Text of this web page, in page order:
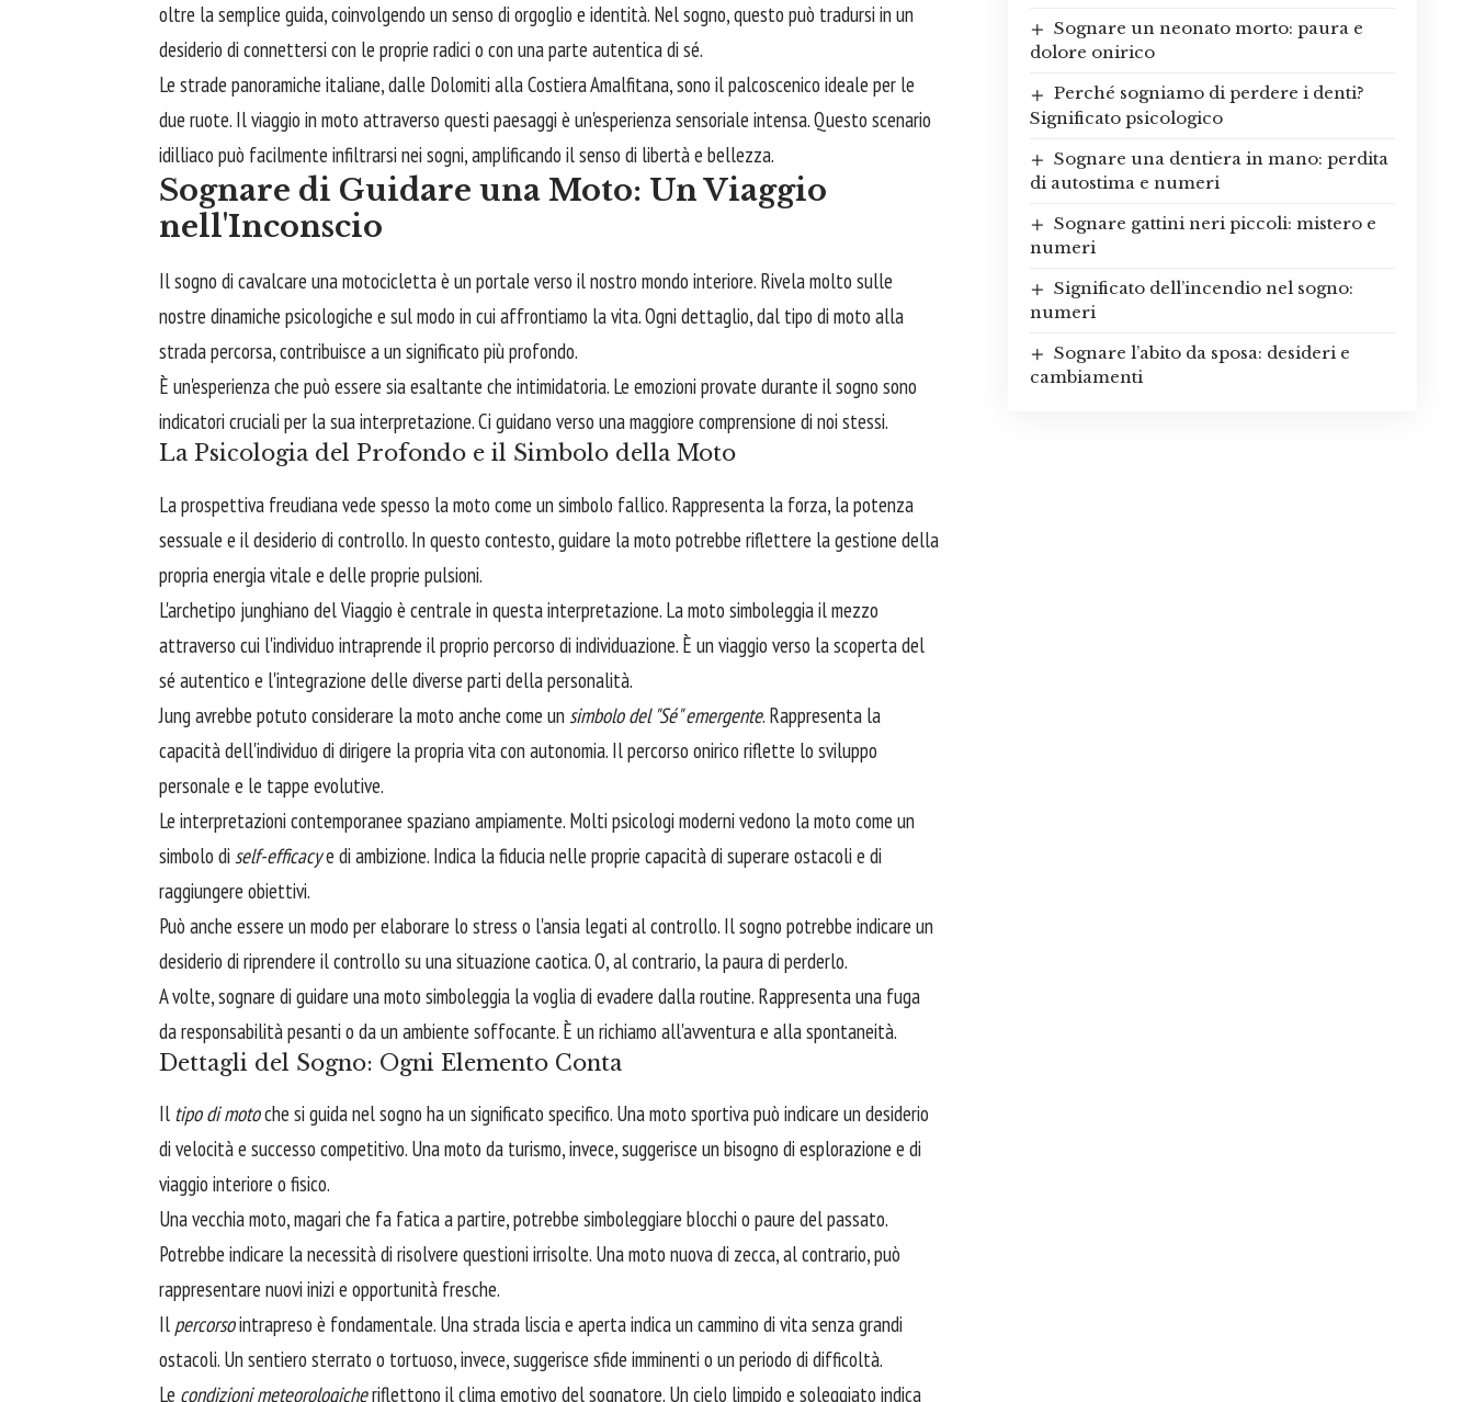
oltre la semplice guida, coinvolgendo un senso di orgoglio e identità. Nel sogno, questo può tradursi in un
desiderio di connettersi con le proprie radici o con una parte autentica di sé.
Le strade panoramiche italiane, dalle Dolomiti alla Costiera Amalfitana, sono il palcoscenico ideale per le
due ruote. Il viaggio in moto attraverso questi paesaggi è un'esperienza sensoriale intensa. Questo scenario
idilliaco può facilmente infiltrarsi nei sogni, amplificando il senso di libertà e bellezza.
Sognare di Guidare una Moto: Un Viaggio
nell'Inconscio
Il sogno di cavalcare una motocicletta è un portale verso il nostro mondo interiore. Rivela molto sulle
nostre dinamiche psicologiche e sul modo in cui affrontiamo la vita. Ogni dettaglio, dal tipo di moto alla
strada percorsa, contribuisce a un significato più profondo.
È un'esperienza che può essere sia esaltante che intimidatoria. Le emozioni provate durante il sogno sono
indicatori cruciali per la sua interpretazione. Ci guidano verso una maggiore comprensione di noi stessi.
La Psicologia del Profondo e il Simbolo della Moto
La prospettiva freudiana vede spesso la moto come un simbolo fallico. Rappresenta la forza, la potenza
sessuale e il desiderio di controllo. In questo contesto, guidare la moto potrebbe riflettere la gestione della
propria energia vitale e delle proprie pulsioni.
L'archetipo junghiano del Viaggio è centrale in questa interpretazione. La moto simboleggia il mezzo
attraverso cui l'individuo intraprende il proprio percorso di individuazione. È un viaggio verso la scoperta del
sé autentico e l'integrazione delle diverse parti della personalità.
Jung avrebbe potuto considerare la moto anche come un simbolo del "Sé" emergente. Rappresenta la
capacità dell'individuo di dirigere la propria vita con autonomia. Il percorso onirico riflette lo sviluppo
personale e le tappe evolutive.
Le interpretazioni contemporanee spaziano ampiamente. Molti psicologi moderni vedono la moto come un
simbolo di self-efficacye di ambizione. Indica la fiducia nelle proprie capacità di superare ostacoli e di
raggiungere obiettivi.
Può anche essere un modo per elaborare lo stress o l'ansia legati al controllo. Il sogno potrebbe indicare un
desiderio di riprendere il controllo su una situazione caotica. O, al contrario, la paura di perderlo.
A volte, sognare di guidare una moto simboleggia la voglia di evadere dalla routine. Rappresenta una fuga
da responsabilità pesanti o da un ambiente soffocante. È un richiamo all'avventura e alla spontaneità.
Dettagli del Sogno: Ogni Elemento Conta
Il tipo di motoche si guida nel sogno ha un significato specifico. Una moto sportiva può indicare un desiderio
di velocità e successo competitivo. Una moto da turismo, invece, suggerisce un bisogno di esplorazione e di
viaggio interiore o fisico.
Una vecchia moto, magari che fa fatica a partire, potrebbe simboleggiare blocchi o paure del passato.
Potrebbe indicare la necessità di risolvere questioni irrisolte. Una moto nuova di zecca, al contrario, può
rappresentare nuovi inizi e opportunità fresche.
Il percorsointrapreso è fondamentale. Una strada liscia e aperta indica un cammino di vita senza grandi
ostacoli. Un sentiero sterrato o tortuoso, invece, suggerisce sfide imminenti o un periodo di difficoltà.
Le condizioni meteorologicheriflettono il clima emotivo del sognatore. Un cielo limpido e soleggiato indica
Sognare un neonato morto: paura e
dolore onirico
Perché sogniamo di perdere i denti?
Significato psicologico
Sognare una dentiera in mano: perdita
di autostima e numeri
Sognare gattini neri piccoli: mistero e
numeri
Significato dell’incendio nel sogno:
numeri
Sognare l’abito da sposa: desideri e
cambiamenti